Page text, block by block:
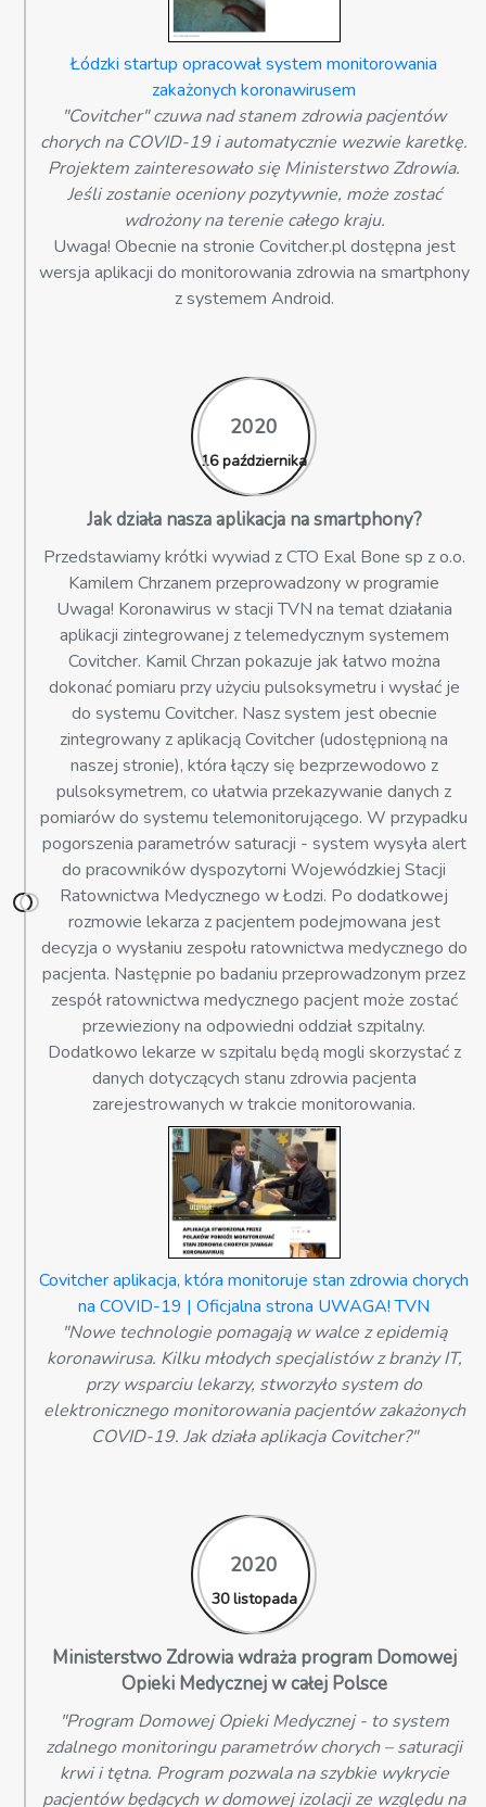
Łódzki startup opracował system monitorowania
zakażonych koronawirusem
"Covitcher" czuwa nad stanem zdrowia pacjentów
chorych na COVID-19 i automatycznie wezwie karetkę.
Projektem zainteresowało się Ministerstwo Zdrowia.
Jeśli zostanie oceniony pozytywnie, może zostać
wdrożony na terenie całego kraju.
Uwaga! Obecnie na stronie Covitcher.pl dostępna jest
wersja aplikacji do monitorowania zdrowia na smartphony
z systemem Android.
2020
16 października
Jak działa nasza aplikacja na smartphony?
Przedstawiamy krótki wywiad z CTO Exal Bone sp z o.o.
Kamilem Chrzanem przeprowadzony w programie
Uwaga! Koronawirus w stacji TVN na temat działania
aplikacji zintegrowanej z telemedycznym systemem
Covitcher. Kamil Chrzan pokazuje jak łatwo można
dokonać pomiaru przy użyciu pulsoksymetru i wysłać je
do systemu Covitcher. Nasz system jest obecnie
zintegrowany z aplikacją Covitcher (udostępnioną na
naszej stronie), która łączy się bezprzewodowo z
pulsoksymetrem, co ułatwia przekazywanie danych z
pomiarów do systemu telemonitorującego. W przypadku
pogorszenia parametrów saturacji - system wysyła alert
do pracowników dyspozytorni Wojewódzkiej Stacji
Ratownictwa Medycznego w Łodzi. Po dodatkowej
rozmowie lekarza z pacjentem podejmowana jest
decyzja o wysłaniu zespołu ratownictwa medycznego do
pacjenta. Następnie po badaniu przeprowadzonym przez
zespół ratownictwa medycznego pacjent może zostać
przewieziony na odpowiedni oddział szpitalny.
Dodatkowo lekarze w szpitalu będą mogli skorzystać z
danych dotyczących stanu zdrowia pacjenta
zarejestrowanych w trakcie monitorowania.
Covitcher aplikacja, która monitoruje stan zdrowia chorych
na COVID-19 | Oficjalna strona UWAGA! TVN
"Nowe technologie pomagają w walce z epidemią
koronawirusa. Kilku młodych specjalistów z branży IT,
przy wsparciu lekarzy, stworzyło system do
elektronicznego monitorowania pacjentów zakażonych
COVID-19. Jak działa aplikacja Covitcher?"
2020
30 listopada
Ministerstwo Zdrowia wdraża program Domowej
Opieki Medycznej w całej Polsce
"Program Domowej Opieki Medycznej - to system
zdalnego monitoringu parametrów chorych – saturacji
krwi i tętna. Program pozwala na szybkie wykrycie
pacjentów będących w domowej izolacji ze względu na